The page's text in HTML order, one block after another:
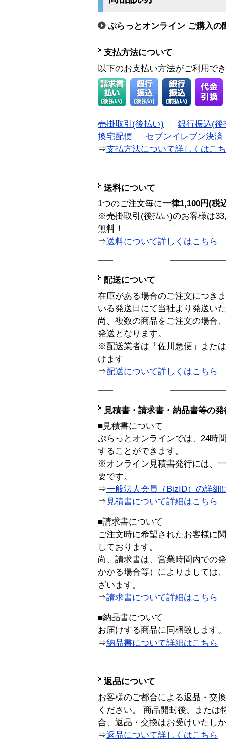
ぷらっとオンライン ご購入の
支払方法について
以下のお支払い方法がご利用で
売掛取引(後払い)
銀行振込(後
換宅配便
セブンイレブン決済
⇒支払方法について詳しくはこ
送料について
1つのご注文毎に一律1,100円(税
※売掛取引(後払い)のお客様は
無料！
⇒送料について詳しくはこちら
配送について
在庫がある場合のご注文につき
いる発送日にて当社より発送い
尚、複数の商品をご注文の場合
発送となります。
※配送業者は「佐川急便」また
けます
⇒配送について詳しくはこちら
見積書・請求書・納品書等の
■見積書について
ぷらっとオンラインでは、24時
することができます。
※オンライン見積書発行には、
要です。
⇒一般法人会員（BizID）の詳細
⇒ 見積書について詳細はこちら
■請求書について
ご注文時に希望されたお客様に
しております。
尚、請求書は、営業時間内での
かかる場合等）によりましては
ざいます。
⇒請求書について詳細はこちら
■納品書について
お届けする商品に同梱致します。
⇒納品書について詳細はこちら
返品について
お客様のご都合による返品・交
ください。 商品開封後、または
合、返品・交換はお受けいたし
⇒返品について詳しくはこちら